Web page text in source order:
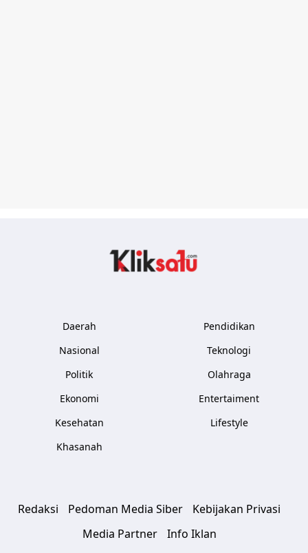
Daerah
Nasional
Politik
Ekonomi
Kesehatan
Khasanah
Pendidikan
Teknologi
Olahraga
Entertaiment
Lifestyle
Redaksi Pedoman Media Siber
Kebijakan Privasi
Media Partner
Info Iklan